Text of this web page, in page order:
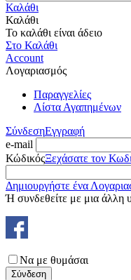
Καλάθι
Καλάθι
Το καλάθι είναι άδειο
Στο Καλάθι
Account
Λογαριασμός
Παραγγελίες
Λίστα Αγαπημένων
ΣύνδεσηΕγγραφή
e-mail
ΚώδικόςΞεχάσατε τον
Δημιουργήστε ένα
Ή συνδεθείτε με μια άλλη
Να με θυμάσαι
Σύνδεση